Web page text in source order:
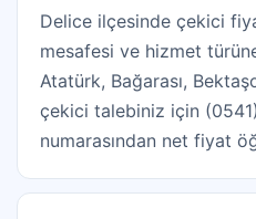
Delice ilçesinde çekici
mesafesi ve hizmet
Atatürk, Bağarası,
çekici talebiniz için
numarasından net fiyat